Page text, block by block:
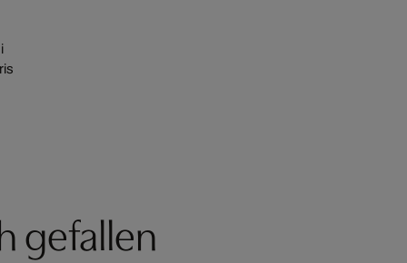
gefallen